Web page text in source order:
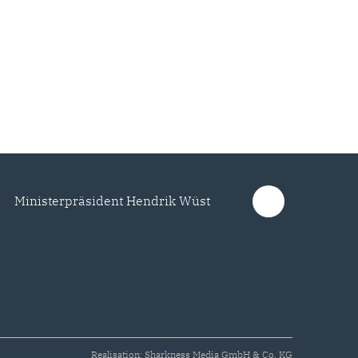
Ministerpräsident Hendrik Wüst
Realisation: Sharkness Media GmbH & Co. KG